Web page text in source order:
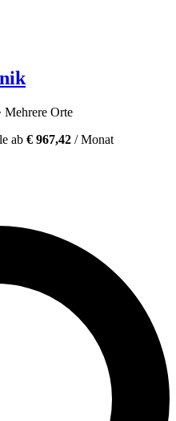
Mehrere Orte
ab € 967,42 / Monat